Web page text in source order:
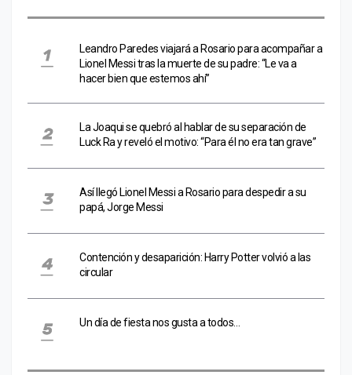
Leandro Paredes viajará a Rosario para acompañar a
Lionel Messi tras la muerte de su padre: “Le va a
hacer bien que estemos ahí”
La Joaqui se quebró al hablar de su separación de
Luck Ra y reveló el motivo: “Para él no era tan grave”
Así llegó Lionel Messi a Rosario para despedir a su
papá, Jorge Messi
Contención y desaparición: Harry Potter volvió a las
circular
Un día de fiesta nos gusta a todos…